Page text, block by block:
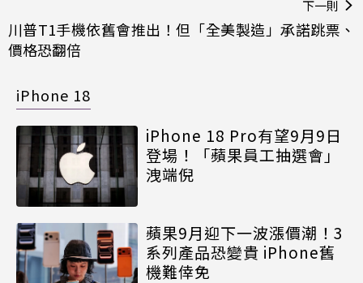
下一則
川普T1手機依舊會推出！但「全美製造」承諾跳票、
價格恐翻倍
iPhone 18
iPhone 18 Pro有望9月9日
登場！「蘋果員工抽選會」
洩端倪
蘋果9月迎下一波漲價潮！3
系列產品恐變貴 iPhone舊
機難倖免